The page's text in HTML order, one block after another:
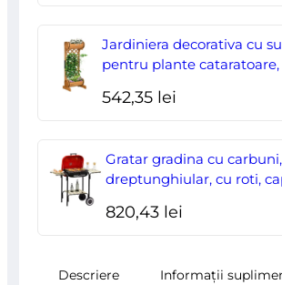
Jardiniera decorativa cu
pentru plante cataratoare,
542,35 lei
Gratar gradina cu
dreptunghiular, cu roti,
820,43 lei
Descriere Informații